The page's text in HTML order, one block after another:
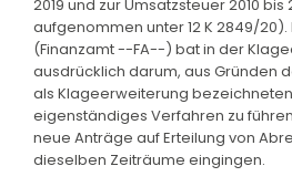
2019 und zur Umsatzsteuer 2010
aufgenommen unter 12 K 2849/
(Finanzamt --FA--) bat in der
ausdrücklich darum, aus Gründen
als Klageerweiterung
eigenständiges Verfahren zu
neue Anträge auf Erteilung von
dieselben Zeiträume eingingen.